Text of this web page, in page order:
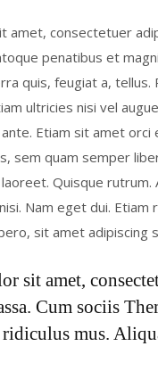
amet, consectetuer
penatibus et
quis, feugiat a,
ultricies nisi vel
ante. Etiam sit amet
sem quam semper
Quisque
Nam eget dui.
sit amet adipiscing
sit amet,
Cum sociis
ridiculus mus.